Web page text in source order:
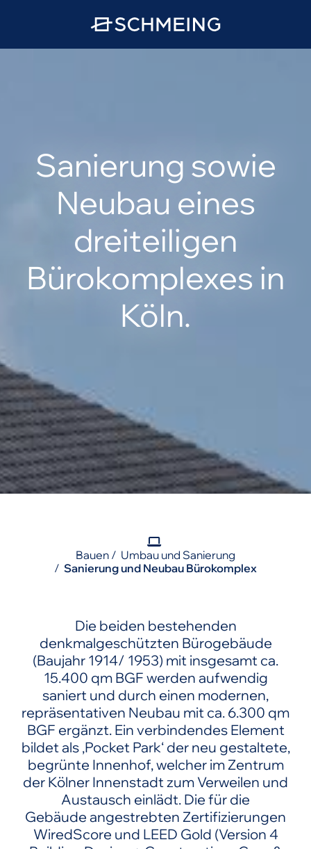
Sanierung sowie
Neubau eines
dreiteiligen
Bürokomplexes in
Köln.
Bauen
Umbau und Sanierung
Sanierung und Neubau Bürokomplex
Die beiden bestehenden
denkmalgeschützten Bürogebäude
(Baujahr 1914/ 1953) mit insgesamt ca.
15.400 qm BGF werden aufwendig
saniert und durch einen modernen,
repräsentativen Neubau mit ca. 6.300 qm
BGF ergänzt. Ein verbindendes Element
bildet als ‚Pocket Park‘ der neu gestaltete,
begrünte Innenhof, welcher im Zentrum
der Kölner Innenstadt zum Verweilen und
Austausch einlädt. Die für die
Gebäude angestrebten Zertifizierungen
WiredScore und LEED Gold (Version 4